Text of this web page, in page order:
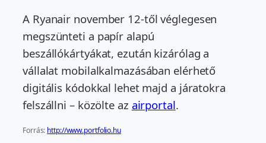
A Ryanair november 12-től véglegesen
megszünteti a papír alapú
beszállókártyákat, ezután kizárólag a
vállalat mobilalkalmazásában elérhető
digitális kódokkal lehet majd a járatokra
felszállni – közölte az airportal.
Forrás: http://www.portfolio.hu